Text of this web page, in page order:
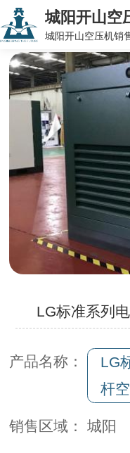
城阳开山空
城阳开山空压机销
LG标准系列
产品名称：
LG
杆
销售区域： 城阳